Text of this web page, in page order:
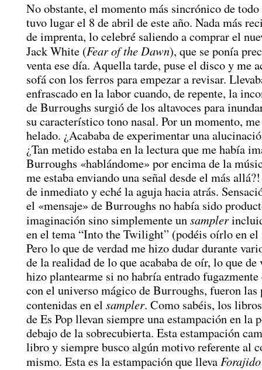
No obstante, el momento más sincrónico de
tuvo lugar el 8 de abril de este año. Nada más
de imprenta, lo celebré saliendo a comprar el
Jack White (Fear of the Dawn), que se ponía
venta ese día. Aquella tarde, puse el disco y me
sofá con los ferros para empezar a revisar.
enfrascado en la labor cuando, de repente, la
de Burroughs surgió de los altavoces para
su característico tono nasal. Por un momento,
helado. ¿Acababa de experimentar una
¿Tan metido estaba en la lectura que me había
Burroughs «hablándome» por encima de la
me estaba enviando una señal desde el más
de inmediato y eché la aguja hacia atrás.
el «mensaje» de Burroughs no había sido
imaginación sino simplemente unsampler
en el tema “Into the Twilight” (podéis oírlo en
Pero lo que de verdad me hizo dudar durante
de la realidad de lo que acababa de oír, lo que de
hizo plantearme si no habría entrado fugazmente
con el universo mágico de Burroughs, fueron las
contenidas en el sampler. Como sabéis, los
de Es Pop llevan siempre una estampación en la
debajo de la sobrecubierta. Esta estampación
libro y siempre busco algún motivo referente al
mismo. Esta es la estampación que lleva